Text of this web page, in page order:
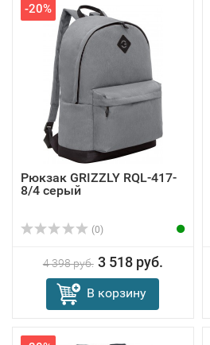
-20%
Рюкзак GRIZZLY RQL-417-
8/4 серый
(0)
4 398 руб. 3 518 руб.
В корзину